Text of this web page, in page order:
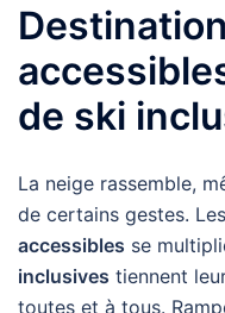
de ski
La neige rassemble,
de certains gestes. Les
accessibles se
inclusives tiennent
toutes et à tous.